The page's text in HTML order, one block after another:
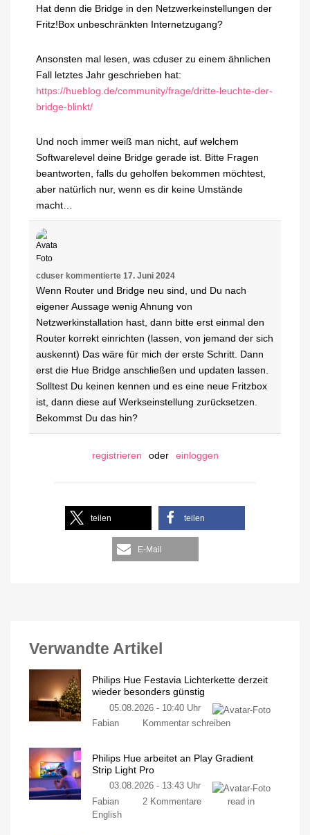
Hat denn die Bridge in den Netzwerkeinstellungen der
Fritz!Box unbeschränkten Internetzugang?
Ansonsten mal lesen, was cduser zu einem ähnlichen
Fall letztes Jahr geschrieben hat:
https://hueblog.de/community/frage/dritte-leuchte-der-
bridge-blinkt/
Und noch immer weiß man nicht, auf welchem
Softwarelevel deine Bridge gerade ist. Bitte Fragen
beantworten, falls du geholfen bekommen möchtest,
aber natürlich nur, wenn es dir keine Umstände
macht…
cduser kommentierte 17. Juni 2024
Wenn Router und Bridge neu sind, und Du nach
eigener Aussage wenig Ahnung von
Netzwerkinstallation hast, dann bitte erst einmal den
Router korrekt einrichten (lassen, von jemand der sich
auskennt) Das wäre für mich der erste Schritt. Dann
erst die Hue Bridge anschließen und updaten lassen.
Solltest Du keinen kennen und es eine neue Fritzbox
ist, dann diese auf Werkseinstellung zurücksetzen.
Bekommst Du das hin?
registrieren oder einloggen
teilen teilen
E-Mail
Verwandte Artikel
Philips Hue Festavia Lichterkette derzeit
wieder besonders günstig
05.08.2026 - 10:40 Uhr
Fabian
Kommentar schreiben
Philips Hue arbeitet an Play Gradient
Strip Light Pro
03.08.2026 - 13:43 Uhr
Fabian
2 Kommentare
read in
English